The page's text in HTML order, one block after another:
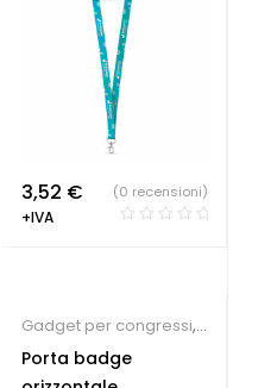
3,52 €
+IVA
(0 recensioni)
Gadget per congressi,
Gadget per fiere
Lanyard
Porta badge